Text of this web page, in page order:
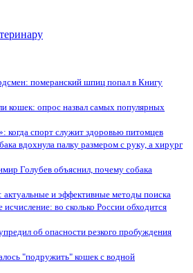
померанский шпиц попал в Книгу
кошек: опрос назвал самых популярных
когда спорт служит здоровью питомцев
вдохнула палку размером с руку, а хирург
Голубев объяснил, почему собака
и эффективные методы поиска
исчисление: во сколько России обходится
об опасности резкого пробуждения
"подружить" кошек с водной